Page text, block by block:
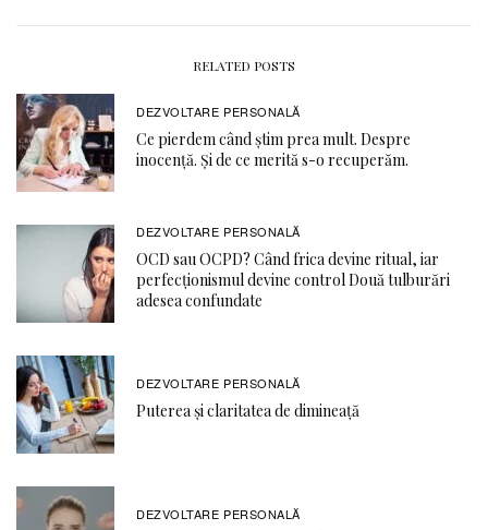
RELATED POSTS
DEZVOLTARE PERSONALĂ
Ce pierdem când știm prea mult. Despre
inocență. Și de ce merită s-o recuperăm.
DEZVOLTARE PERSONALĂ
OCD sau OCPD? Când frica devine ritual, iar
perfecționismul devine control Două tulburări
adesea confundate
DEZVOLTARE PERSONALĂ
Puterea și claritatea de dimineață
DEZVOLTARE PERSONALĂ